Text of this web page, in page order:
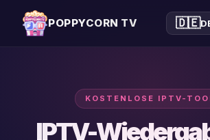
POPPYCORN TV 🇩🇪
KOSTENLOSE IPTV-
iptv
IPTV-